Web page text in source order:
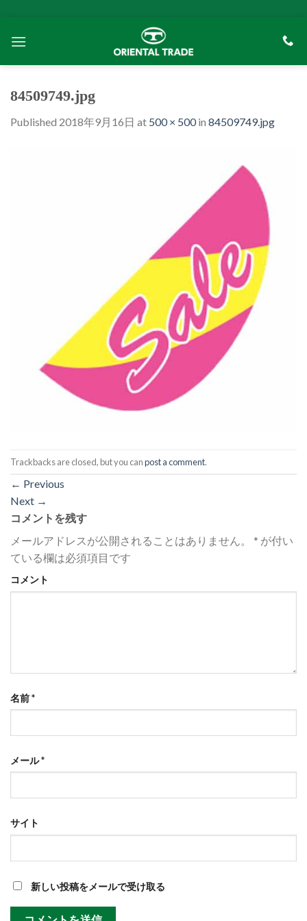
content
84509749.jpg
Published 2018年9月16日 at 500 × 500in 84509749.jpg
Trackbacks are closed, but you canpost a comment.
← Previous
Next →
コメントを残す
メールアドレスが公開されることはありません。
* が付い
ている欄は必須項目です
コメント
名前*
メール*
サイト
新しい投稿をメールで受け取る